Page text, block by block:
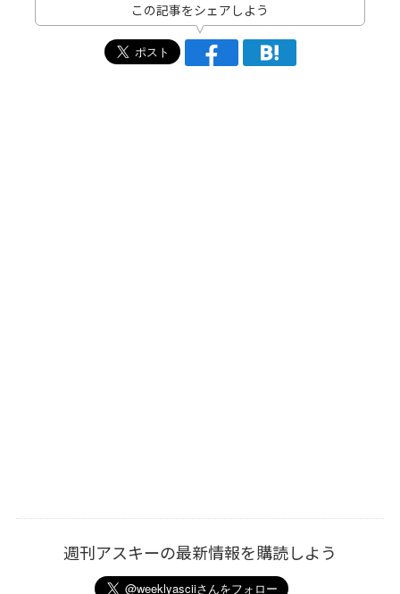
この記事をシェアしよう
週刊アスキーの最新情報を購読しよう